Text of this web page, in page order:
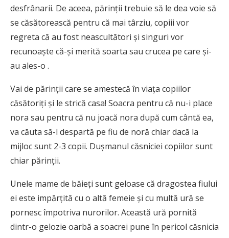
desfrânarii. De aceea, părinţii trebuie să le dea voie să
se căsătorească pentru că mai târziu, copiii vor
regreta că au fost neascultători şi singuri vor
recunoaşte că-şi merită soarta sau crucea pe care şi-
au ales-o .
Vai de părinţii care se amestecă în viaţa copiilor
căsătoriţi şi le strică casa! Soacra pentru că nu-i place
nora sau pentru că nu joacă nora după cum cântă ea,
va căuta să-l despartă pe fiu de noră chiar dacă la
mijloc sunt 2-3 copii. Duşmanul căsniciei copiilor sunt
chiar părinţii.
Unele mame de băieţi sunt geloase că dragostea fiului
ei este impărţită cu o altă femeie şi cu multă ură se
pornesc împotriva nurorilor. Această ură pornită
dintr-o gelozie oarbă a soacrei pune în pericol căsnicia